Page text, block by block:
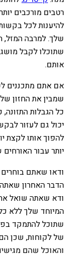
רטבים מורכבים
להיענות לכל
שלך. למרבה המזל,
שתוכלו לקבל
אותם.
אם אתם מתכננים
שמבין את החזון
כל הגבלות
יכול גם לעזור
להפוך אותו לקצת
יותר עבור
ודאו שאתם בוחרים
הדבר האחרון שאתה
ודא שאתה שואל את
המיוחד שלך ללא
שתוכל להתמקד
של לקוחות, שכן
והאוכל שהם